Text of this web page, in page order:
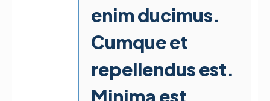
enim ducimus.
Cumque et
repellendus est.
Minima est